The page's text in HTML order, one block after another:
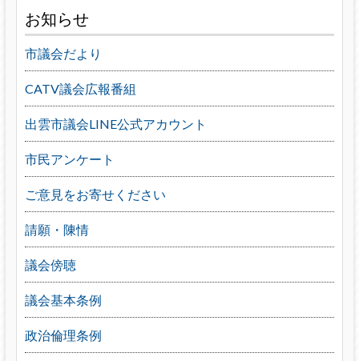
お知らせ
市議会だより
CATV議会広報番組
出雲市議会LINE公式アカウント
市民アンケート
ご意見をお寄せください
請願・陳情
議会傍聴
議会基本条例
政治倫理条例